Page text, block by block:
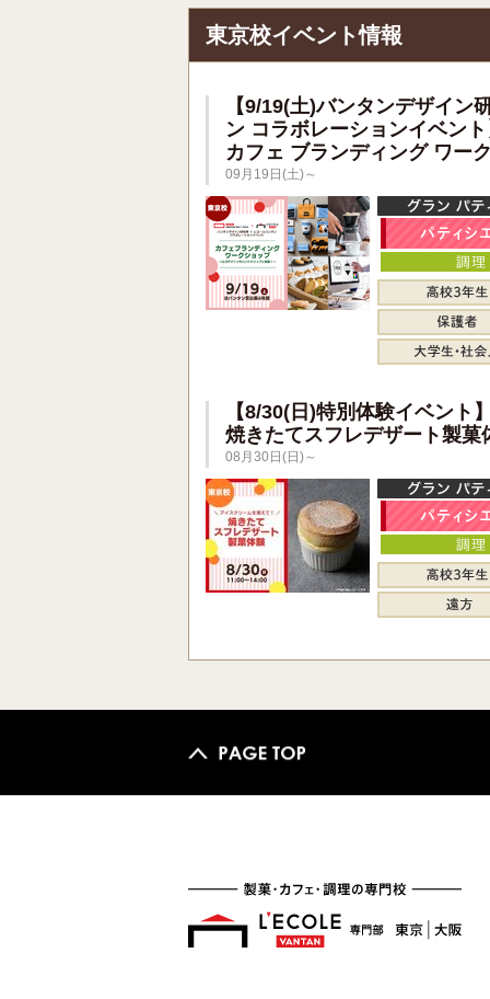
東京校イベント情報
【9/19(土)バンタンデザイン
ン コラボレーションイベン
カフェ ブランディング ワー
09月19日(土)～
【8/30(日)特別体験イベント
焼きたてスフレデザート製菓
08月30日(日)～